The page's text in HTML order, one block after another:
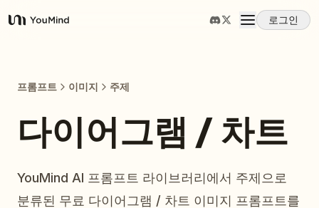
YouMind
로그인
프롬프트
프롬프트 이미지 주제
다이어그램 / 차트
YouMind AI 프롬프트 라이브러리에서 주제으로
분류된 무료 다이어그램 / 차트 이미지 프롬프트를